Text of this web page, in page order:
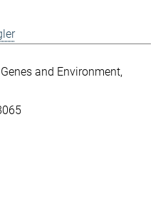
and Environment